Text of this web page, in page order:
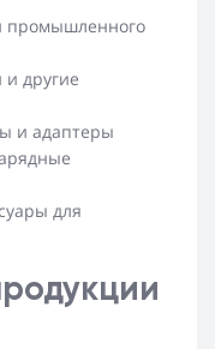
промышленного
другие
и адаптеры
для